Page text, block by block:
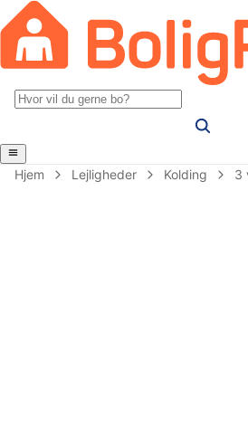
Hjem Lejligheder Kolding 3